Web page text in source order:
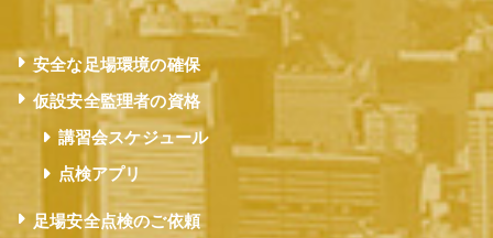
安全な足場環境の確保
仮設安全監理者の資格
講習会スケジュール
点検アプリ
足場安全点検のご依頼